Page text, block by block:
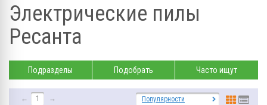
Электрические пилы
Ресанта
Подразделы Подобрать Часто ищут
← 1 → Популярности